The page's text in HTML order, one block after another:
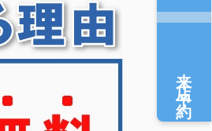
来店予約